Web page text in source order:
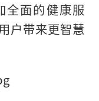
全面的健康服
户带来更智慧